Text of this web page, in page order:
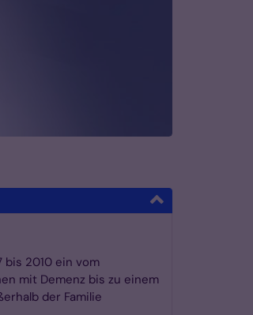
bis 2010 ein vom
mit Demenz bis zu einem
der Familie